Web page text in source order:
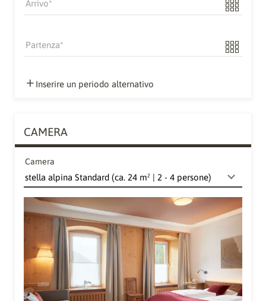
Arrivo
Partenza
Inserire un periodo alternativo
CAMERA
Camera